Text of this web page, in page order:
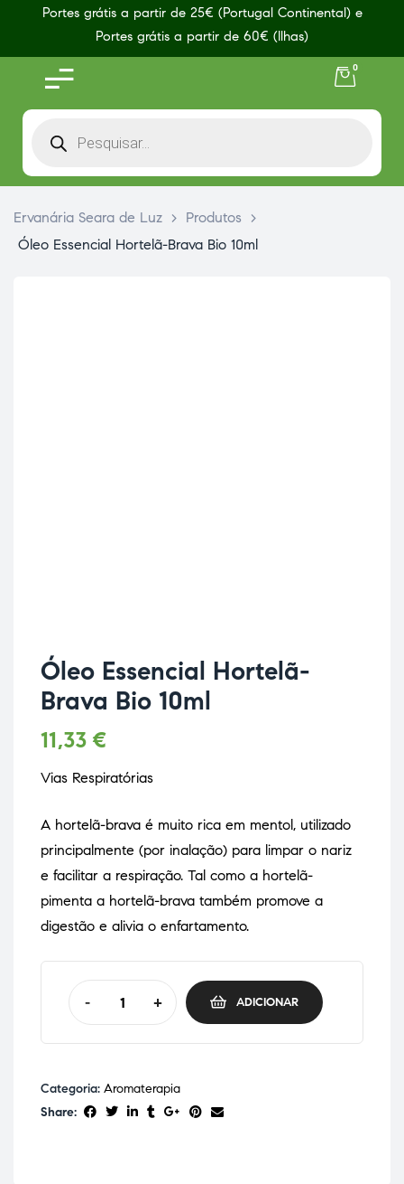
Portes grátis a partir de 25€ (Portugal Continental) e
Portes grátis a partir de 60€ (Ilhas)
0
Ervanária Seara de Luz > Produtos
>
Óleo Essencial Hortelã-Brava Bio 10ml
Óleo Essencial Hortelã-
Brava Bio 10ml
11,33 €
Vias Respiratórias
A hortelã-brava é muito rica em mentol, utilizado
principalmente (por inalação) para limpar o nariz
e facilitar a respiração. Tal como a hortelã-
pimenta a hortelã-brava também promove a
digestão e alivia o enfartamento.
- + ADICIONAR
Categoria: Aromaterapia
Share: